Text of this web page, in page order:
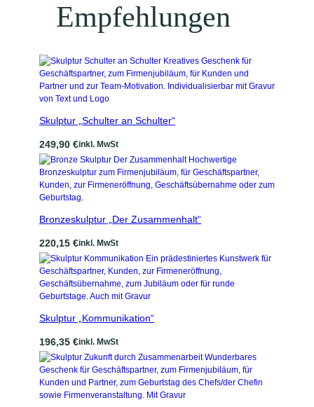
Empfehlungen
Skulptur „Schulter an Schulter“
249,90 €inkl. MwSt
Bronzeskulptur „Der Zusammenhalt“
220,15 €inkl. MwSt
Skulptur „Kommunikation“
196,35 €inkl. MwSt